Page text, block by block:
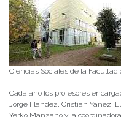
Ciencias Sociales de la
Cada año los profesores
Jorge Flandez, Cristian Yañez,
Yerko Manzano y la